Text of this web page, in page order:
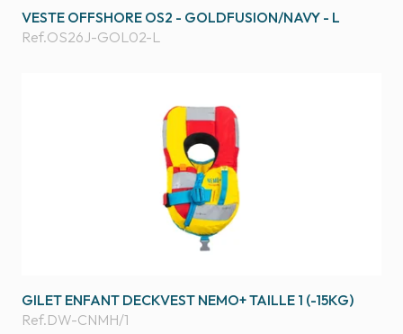
VESTE OFFSHORE OS2 - GOLDFUSION/NAVY - L
Ref.OS26J-GOL02-L
GILET ENFANT DECKVEST NEMO+ TAILLE 1 (-15KG)
Ref.DW-CNMH/1